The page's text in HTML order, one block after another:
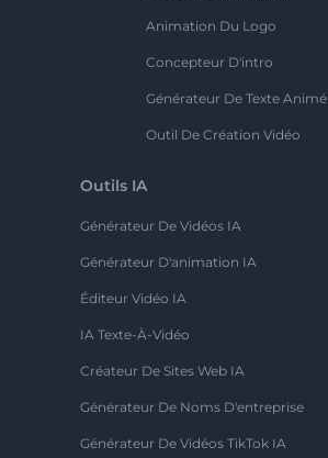
Animation Du Logo
Concepteur D'intro
Générateur De Texte Animé
Outil De Création Vidéo
Outils IA
Générateur De Vidéos IA
Générateur D'animation IA
Éditeur Vidéo IA
IA Texte-À-Vidéo
Créateur De Sites Web IA
Générateur De Noms D'entreprise
Générateur De Vidéos TikTok IA